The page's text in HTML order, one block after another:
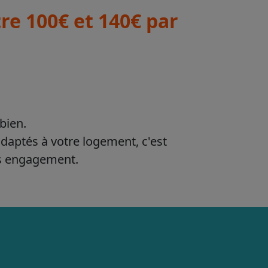
100€ et 140€ par
à votre logement, c'est
engagement.